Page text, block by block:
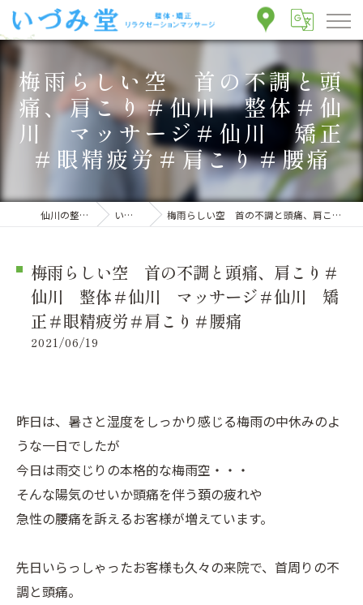
梅雨らしい空 首の不調と頭
痛、肩こり＃仙川 整体＃仙
川 マッサージ＃仙川 矯正
＃眼精疲労＃肩こり＃腰痛
仙川の整体ならいづみ堂整体院 いづみ堂のブログ 梅雨らしい空 首の不調と頭痛、肩こり＃仙川 整体＃仙川 マッサージ＃仙川 矯正＃眼精疲労＃肩こり＃腰痛
梅雨らしい空 首の不調と頭痛、肩こり＃
仙川 整体＃仙川 マッサージ＃仙川 矯
正＃眼精疲労＃肩こり＃腰痛
2021/06/19
昨日は、暑さと湿度をしっかり感じる梅雨の中休みのよ
うな一日でしたが
今日は雨交じりの本格的な梅雨空・・・
そんな陽気のせいか頭痛を伴う頚の疲れや
急性の腰痛を訴えるお客様が増えています。
先日いらっしゃったお客様も久々の来院で、首周りの不
調と頭痛。